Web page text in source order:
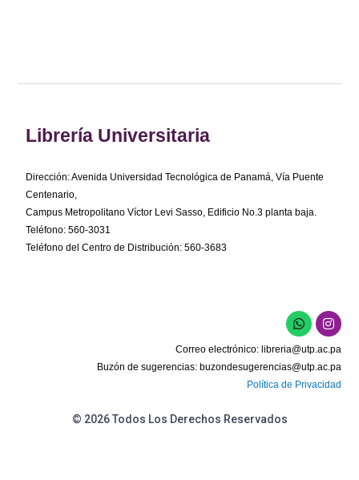
Librería Universitaria
Dirección: Avenida Universidad Tecnológica de Panamá, Vía Puente
Centenario,
Campus Metropolitano Víctor Levi Sasso, Edificio No.3 planta baja.
Teléfono: 560-3031
Teléfono del Centro de Distribución: 560-3683
W
h
a
t
s
a
I
n
t
a
g
Correo electrónico: libreria@utp.ac.pa
Buzón de sugerencias: buzondesugerencias@utp.ac.pa
Política de Privacidad
© 2026 Todos Los Derechos Reservados